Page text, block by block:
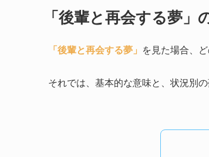
「後輩と再会する夢
「後輩と再会する夢」 を見た場合、
それでは、基本的な意味と、状況別